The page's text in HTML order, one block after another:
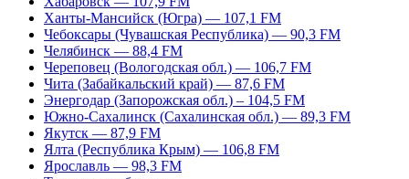
Ханты-Мансийск (Югра) — 107,1 FM
Чебоксары (Чувашская Республика) — 90,3 FM
Челябинск — 88,4 FM
Череповец (Вологодская обл.) — 106,7 FM
Чита (Забайкальский край) — 87,6 FM
Энергодар (Запорожская обл.) – 104,5 FM
Южно-Сахалинск (Сахалинская обл.) — 89,3 FM
Якутск — 87,9 FM
Ялта (Республика Крым) — 106,8 FM
Ярославль — 98,3 FM